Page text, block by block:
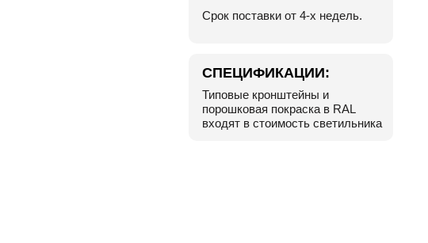
СПЕЦИФИКАЦИИ:
Типовые кронштейны и
порошковая покраска в RAL
входят в стоимость светильника
Срок поставки от 4-х недель.